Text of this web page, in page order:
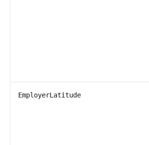
EmployerLatitude